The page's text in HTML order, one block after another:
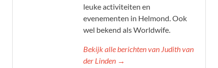
leuke activiteiten en
evenementen in Helmond. Ook
wel bekend als Worldwife.
Bekijk alle berichten van Judith van
der Linden →